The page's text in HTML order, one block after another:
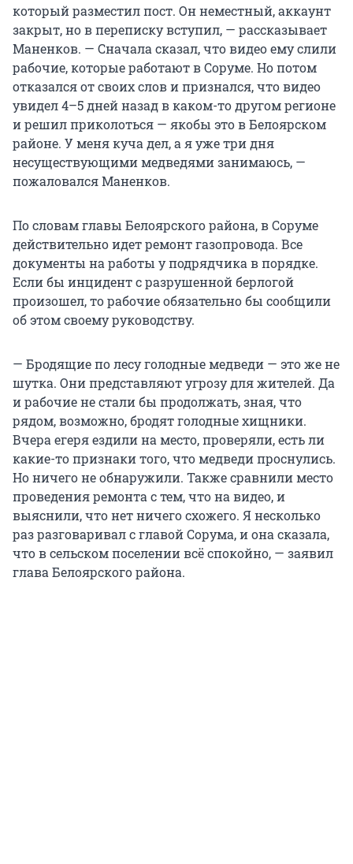
который разместил пост. Он неместный, аккаунт
закрыт, но в переписку вступил, — рассказывает
Маненков. — Сначала сказал, что видео ему слили
рабочие, которые работают в Соруме. Но потом
отказался от своих слов и признался, что видео
увидел 4–5 дней назад в каком-то другом регионе
и решил приколоться — якобы это в Белоярском
районе. У меня куча дел, а я уже три дня
несуществующими медведями занимаюсь, —
пожаловался Маненков.
По словам главы Белоярского района, в Соруме
действительно идет ремонт газопровода. Все
документы на работы у подрядчика в порядке.
Если бы инцидент с разрушенной берлогой
произошел, то рабочие обязательно бы сообщили
об этом своему руководству.
— Бродящие по лесу голодные медведи — это же не
шутка. Они представляют угрозу для жителей. Да
и рабочие не стали бы продолжать, зная, что
рядом, возможно, бродят голодные хищники.
Вчера егеря ездили на место, проверяли, есть ли
какие-то признаки того, что медведи проснулись.
Но ничего не обнаружили. Также сравнили место
проведения ремонта с тем, что на видео, и
выяснили, что нет ничего схожего. Я несколько
раз разговаривал с главой Сорума, и она сказала,
что в сельском поселении всё спокойно, — заявил
глава Белоярского района.